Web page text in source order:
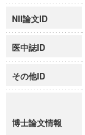
NII論文ID
医中誌ID
その他ID
博士論文情報